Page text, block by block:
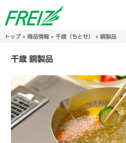
トップ» 商品情報» 千歳（ちとせ） » 銅製品
千歳 銅製品